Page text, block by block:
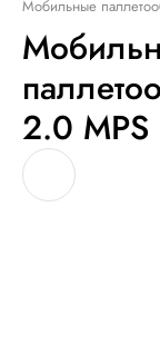
Мобильные
2.0